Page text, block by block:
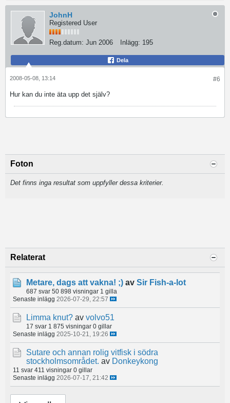
JohnH
Registered User
Reg.datum: Jun 2006 Inlägg: 195
Dela
#6
2008-05-08, 13:14
Hur kan du inte äta upp det själv?
Foton
Det finns inga resultat som uppfyller dessa kriterier.
Relaterat
Metare, dags att vakna! ;) av Sir Fish-a-lot
687 svar 50 898 visningar 1 gilla
Senaste inlägg 2026-07-29, 22:57
Limma knut? av volvo51
17 svar 1 875 visningar 0 gillar
Senaste inlägg 2025-10-21, 19:26
Sutare och annan rolig vitfisk i södra
stockholmsområdet. av Donkeykong
11 svar 411 visningar 0 gillar
Senaste inlägg 2026-07-17, 21:42